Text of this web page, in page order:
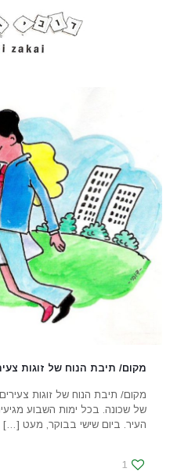
מקום/ תיבת הנוח של זוגות
מקום/ תיבת הנוח של זוגות
של שכונה. בכל ימות השבוע
העיר. ביום שישי בבוקר, מעט […]
1